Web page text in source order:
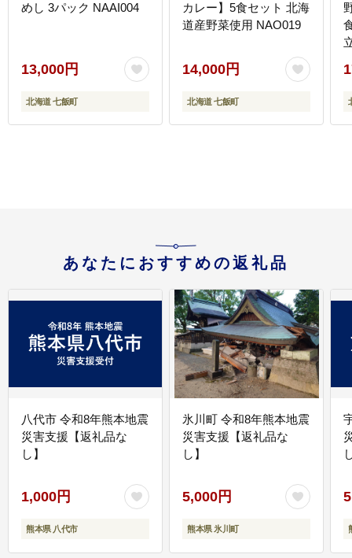
めし 3パック NAAI004
13,000円
北海道 七飯町
カレー】5食セット 北海
道産野菜使用 NAO019
14,000円
北海道 七飯町
あなたにおすすめの返礼品
八代市 令和8年熊本地震
災害支援【返礼品な
し】
1,000円
熊本県 八代市
氷川町 令和8年熊本地震
災害支援【返礼品な
し】
5,000円
熊本県 氷川町